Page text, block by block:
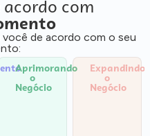
com
você de acordo com o seu
Aprimorando
o
Negócio
Expandindo
o
Negócio